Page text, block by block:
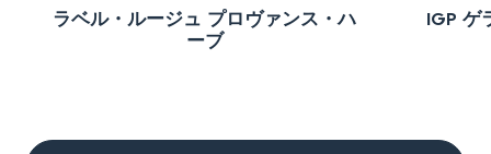
ラベル・ルージュ プロヴァンス・ハ
ーブ
IGP ゲ